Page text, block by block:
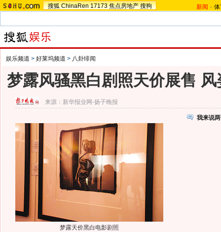
搜狐 ChinaRen 17173 焦点房地产 搜狗 新闻 -
娱乐频道 > 好莱坞频道 > 八卦绯闻
梦露风骚黑白剧照天价展售
来源： 新华报业网-扬子晚报
我来说
梦露天价黑白电影剧照